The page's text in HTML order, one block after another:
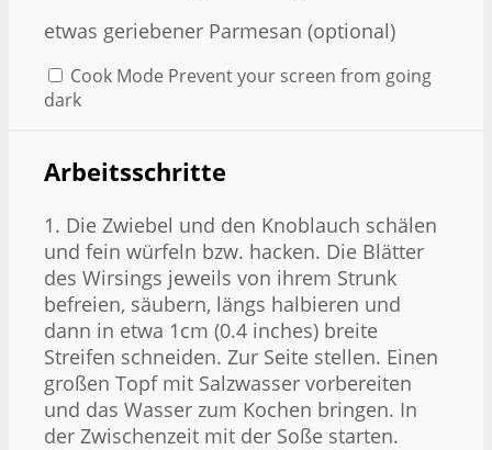
etwas geriebener Parmesan (optional)
Cook Mode Prevent your screen from going
dark
Arbeitsschritte
1. Die Zwiebel und den Knoblauch schälen
und fein würfeln bzw. hacken. Die Blätter
des Wirsings jeweils von ihrem Strunk
befreien, säubern, längs halbieren und
dann in etwa 1cm (0.4 inches) breite
Streifen schneiden. Zur Seite stellen. Einen
großen Topf mit Salzwasser vorbereiten
und das Wasser zum Kochen bringen. In
der Zwischenzeit mit der Soße starten.